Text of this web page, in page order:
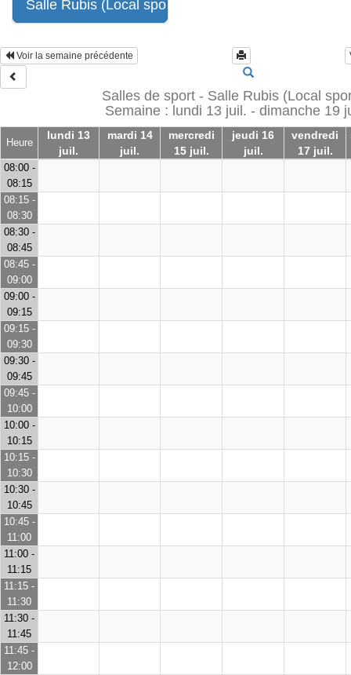
Voir la semaine précédente
Salles de sport - Salle Rubis (Local
Semaine : lundi 13 juil. - dimanche 19
Heure
lundi 13
juil.
mardi 14
juil.
mercredi
15 juil.
jeudi 16
juil.
vendredi
17 juil.
08:00 -
08:15
08:15 -
08:30
08:30 -
08:45
08:45 -
09:00
09:00 -
09:15
09:15 -
09:30
09:30 -
09:45
09:45 -
10:00
10:00 -
10:15
10:15 -
10:30
10:30 -
10:45
10:45 -
11:00
11:00 -
11:15
11:15 -
11:30
11:30 -
11:45
11:45 -
12:00